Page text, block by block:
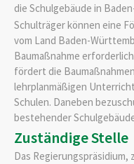
die Schulgebäude in
Schulträger können eine
vom Land Baden-
Baumaßnahme
fördert die
lehrplanmäßigen
Schulen. Daneben
bestehender
Zuständige Stelle
Das Regierungspräsidium,